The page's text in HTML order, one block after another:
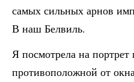
самых сильных арнов
В наш Белвиль.
Я посмотрела на
противоположной от